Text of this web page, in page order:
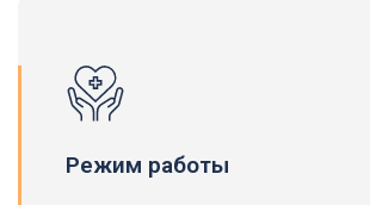
Режим работы